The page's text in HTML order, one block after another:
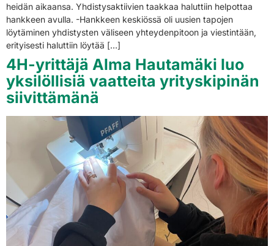
heidän aikaansa. Yhdistysaktiivien taakkaa haluttiin helpottaa
hankkeen avulla. -Hankkeen keskiössä oli uusien tapojen
löytäminen yhdistysten väliseen yhteydenpitoon ja viestintään,
erityisesti haluttiin löytää […]
4H-yrittäjä Alma Hautamäki luo
yksilöllisiä vaatteita yrityskipinän
siivittämänä